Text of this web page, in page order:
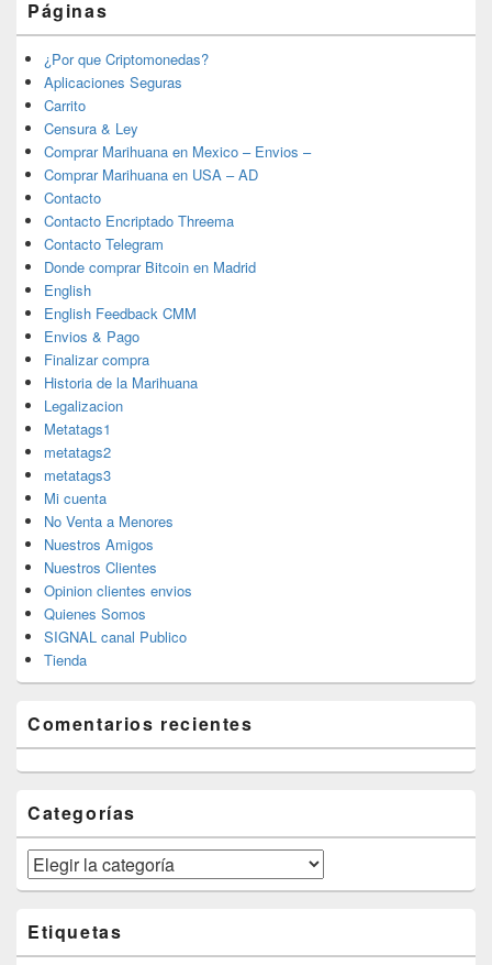
Páginas
¿Por que Criptomonedas?
Aplicaciones Seguras
Carrito
Censura & Ley
Comprar Marihuana en Mexico – Envios –
Comprar Marihuana en USA – AD
Contacto
Contacto Encriptado Threema
Contacto Telegram
Donde comprar Bitcoin en Madrid
English
English Feedback CMM
Envios & Pago
Finalizar compra
Historia de la Marihuana
Legalizacion
Metatags1
metatags2
metatags3
Mi cuenta
No Venta a Menores
Nuestros Amigos
Nuestros Clientes
Opinion clientes envios
Quienes Somos
SIGNAL canal Publico
Tienda
Comentarios recientes
Categorías
Categorías
Etiquetas